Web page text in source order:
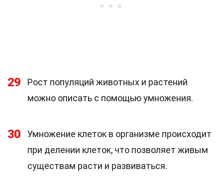
29
Рост популяций животных и растений
можно описать с помощью умножения.
30
Умножение клеток в организме происходит
при делении клеток, что позволяет живым
существам расти и развиваться.